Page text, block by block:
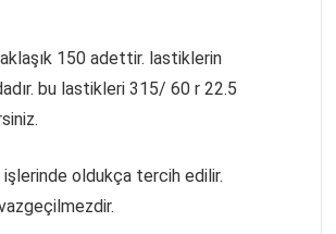
150 adettir. lastiklerin
bu lastikleri 315/ 60 r 22.5
oldukça tercih edilir.